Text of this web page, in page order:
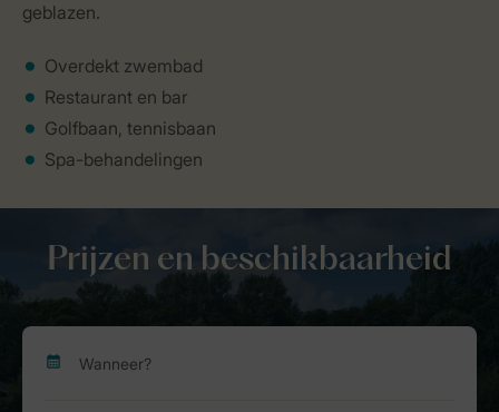
geblazen.
Overdekt zwembad
Restaurant en bar
Golfbaan, tennisbaan
Spa-behandelingen
Prijzen en beschikbaarheid